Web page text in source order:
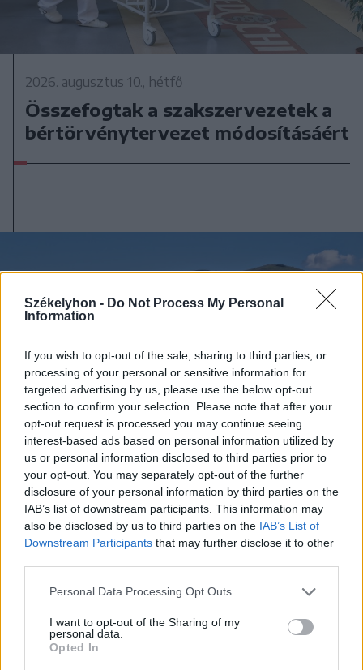
Székelyhon - Do Not Process My Personal
Information
If you wish to opt-out of the sale, sharing to third parties, or
processing of your personal or sensitive information for
targeted advertising by us, please use the below opt-out
section to confirm your selection. Please note that after your
opt-out request is processed you may continue seeing
interest-based ads based on personal information utilized by
us or personal information disclosed to third parties prior to
your opt-out. You may separately opt-out of the further
disclosure of your personal information by third parties on the
IAB’s list of downstream participants. This information may
also be disclosed by us to third parties on the IAB’s List of
Downstream Participants that may further disclose it to other
Personal Data Processing Opt Outs
I want to opt-out of the Sharing of my
personal data.
Opted In
2026. augusztus 10., hétfő
Összefogtak a szakszervezetek a
bértörvénytervezet módosításáért
2026. augusztus 09., vasárnap
A Transalpinát is lepipálja a nagy
háború idején épült Strategica